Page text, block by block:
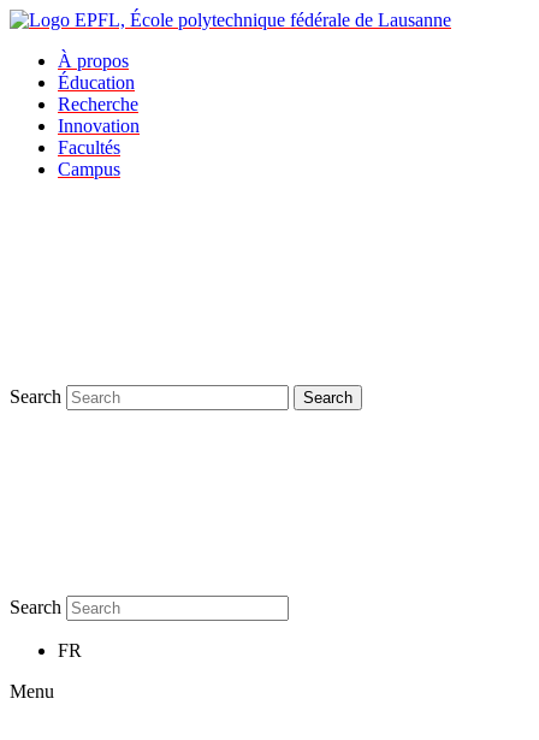
À propos
Éducation
Recherche
Innovation
Facultés
Campus
Search Search
Search
FR
Menu